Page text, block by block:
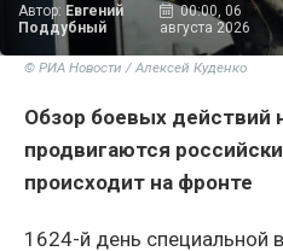
Автор: Евгений
Поддубный
00:00, 06
августа 2026
© РИА Новости / Алексей Куденко
Обзор боевых действий
продвигаются
происходит на фронте
1624-й день специальной